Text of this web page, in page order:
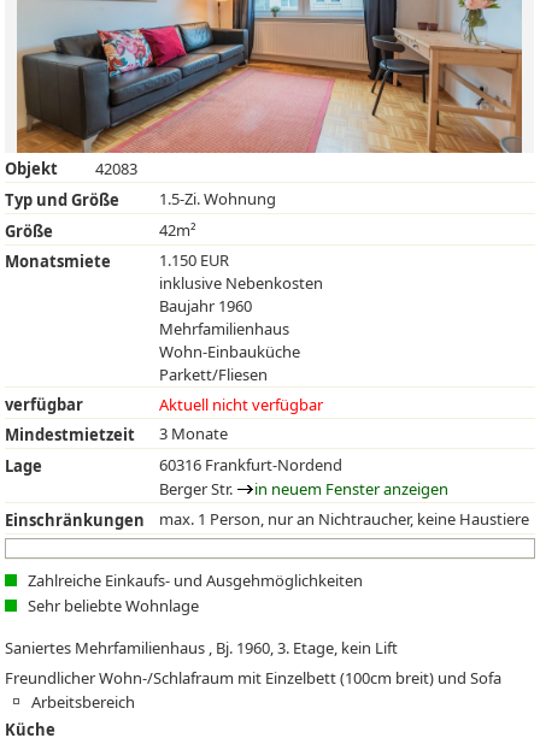
Objekt
42083
Typ und Größe
1.5-Zi. Wohnung
Größe
42m²
Monatsmiete
1.150 EUR
inklusive Nebenkosten
Baujahr 1960
Mehrfamilienhaus
Wohn-Einbauküche
Parkett/Fliesen
verfügbar
Aktuell nicht verfügbar
Mindestmietzeit
3 Monate
Lage
60316 Frankfurt-Nordend
Berger Str.
in neuem Fenster anzeigen
Einschränkungen
max. 1 Person, nur an Nichtraucher, keine Haustiere
Zahlreiche Einkaufs- und Ausgehmöglichkeiten
Sehr beliebte Wohnlage
Saniertes Mehrfamilienhaus , Bj. 1960, 3. Etage, kein Lift
Freundlicher Wohn-/Schlafraum mit Einzelbett (100cm breit) und Sofa
Arbeitsbereich
Küche